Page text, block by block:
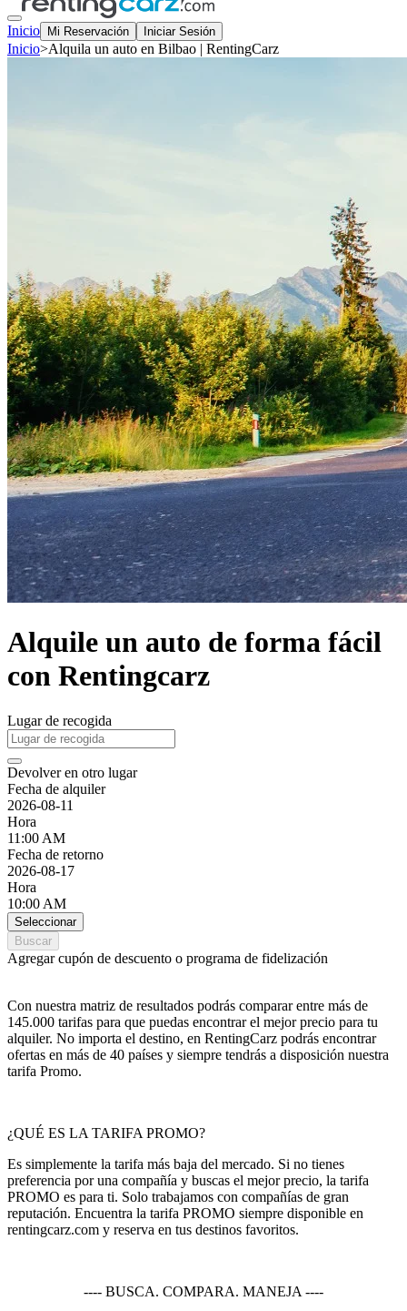
Inicio Mi Reservación Iniciar Sesión
Inicio>Alquila un auto en Bilbao | RentingCarz
Alquile un auto de forma fácil
con Rentingcarz
Lugar de recogida
Devolver en otro lugar
Fecha de alquiler
2026-08-11
Hora
11:00 AM
Fecha de retorno
2026-08-17
Hora
10:00 AM
Seleccionar
Buscar
Agregar cupón de descuento o programa de fidelización
Con nuestra matriz de resultados podrás comparar entre más de
145.000 tarifas para que puedas encontrar el mejor precio para tu
alquiler. No importa el destino, en RentingCarz podrás encontrar
ofertas en más de 40 países y siempre tendrás a disposición nuestra
tarifa Promo.
¿QUÉ ES LA TARIFA PROMO?
Es simplemente la tarifa más baja del mercado. Si no tienes
preferencia por una compañía y buscas el mejor precio, la tarifa
PROMO es para ti. Solo trabajamos con compañías de gran
reputación. Encuentra la tarifa PROMO siempre disponible en
rentingcarz.com y reserva en tus destinos favoritos.
---- BUSCA. COMPARA. MANEJA ----